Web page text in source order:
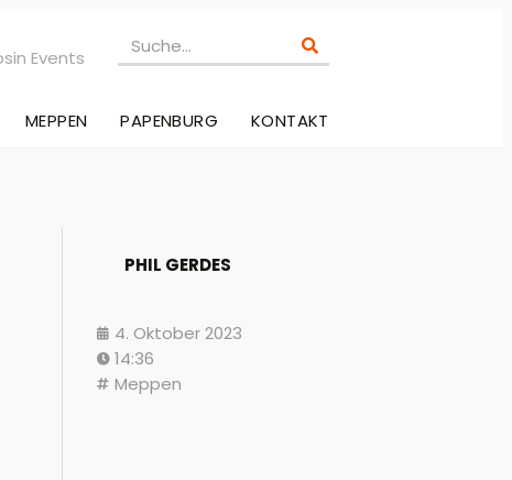
Events
MEPPEN PAPENBURG KONTAKT
PHIL GERDES
4. Oktober 2023
14:36
Meppen